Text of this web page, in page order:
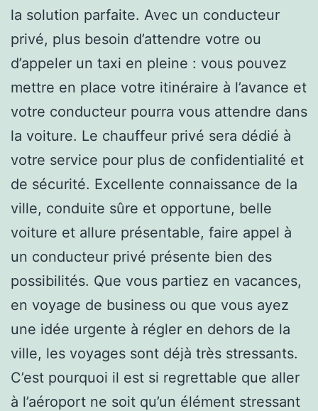
la solution parfaite. Avec un conducteur
privé, plus besoin d’attendre votre ou
d’appeler un taxi en pleine : vous pouvez
mettre en place votre itinéraire à l’avance et
votre conducteur pourra vous attendre dans
la voiture. Le chauffeur privé sera dédié à
votre service pour plus de confidentialité et
de sécurité. Excellente connaissance de la
ville, conduite sûre et opportune, belle
voiture et allure présentable, faire appel à
un conducteur privé présente bien des
possibilités. Que vous partiez en vacances,
en voyage de business ou que vous ayez
une idée urgente à régler en dehors de la
ville, les voyages sont déjà très stressants.
C’est pourquoi il est si regrettable que aller
à l’aéroport ne soit qu’un élément stressant